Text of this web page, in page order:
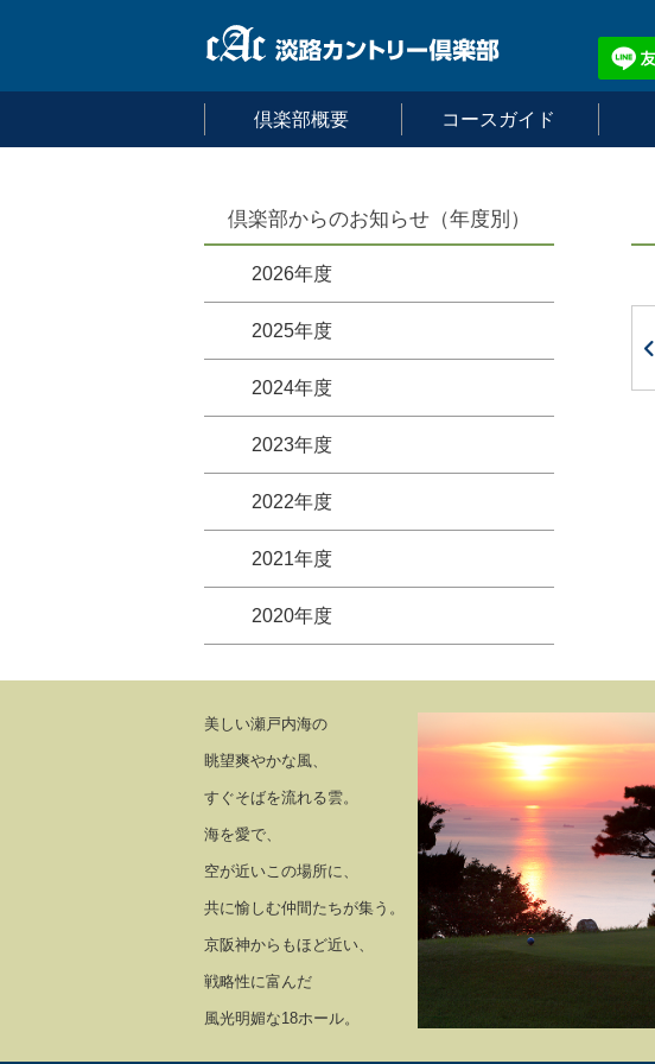
倶楽部概要 コースガイド
倶楽部からのお知らせ（年度別）
2026年度
2025年度
2024年度
2023年度
2022年度
2021年度
2020年度
美しい瀬戸内海の
眺望爽やかな風、
すぐそばを流れる雲。
海を愛で、
空が近いこの場所に、
共に愉しむ仲間たちが集う。
京阪神からもほど近い、
戦略性に富んだ
風光明媚な18ホール。